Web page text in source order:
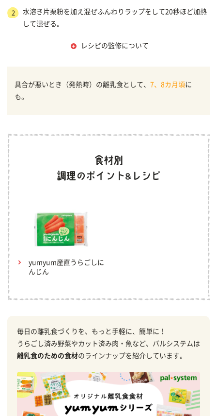
2
水溶き片栗粉を加え混ぜふんわりラップをして20秒ほど加熱
して混ぜる。
レシピの監修について
具合が悪いとき（発熱時）の離乳食として、 7、8カ月頃に
も。
yumyum産直うらごしに
んじん
毎日の離乳食づくりを、もっと手軽に、簡単に！
うらごし済み野菜やカット済み肉・魚など、パルシステムは
離乳食のための食材のラインナップを紹介しています。